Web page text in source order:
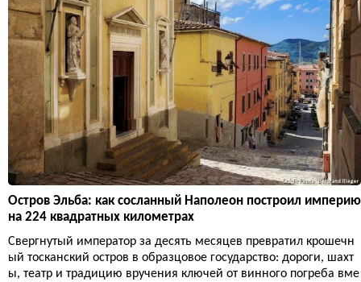
Остров Эльба: как сосланный Наполеон построил империю
на 224 квадратных километрах
Свергнутый император за десять месяцев превратил крошечн
ый тосканский остров в образцовое государство: дороги, шахт
ы, театр и традицию вручения ключей от винного погреба вме